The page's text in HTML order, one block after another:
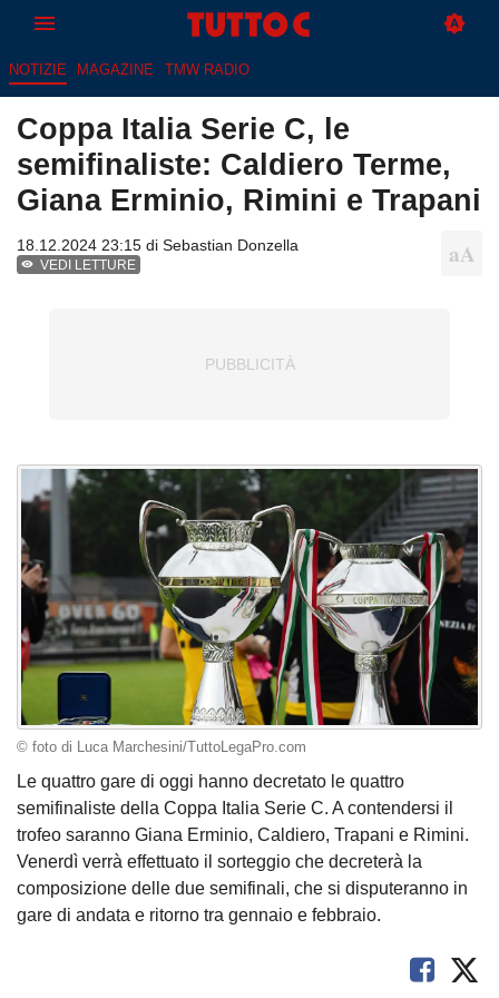
NOTIZIE MAGAZINE TMW RADIO
Coppa Italia Serie C, le
semifinaliste: Caldiero Terme,
Giana Erminio, Rimini e Trapani
18.12.2024 23:15 di Sebastian Donzella
VEDI LETTURE
© foto di Luca Marchesini/TuttoLegaPro.com
Le quattro gare di oggi hanno decretato le quattro
semifinaliste della Coppa Italia Serie C. A contendersi il
trofeo saranno Giana Erminio, Caldiero, Trapani e Rimini.
Venerdì verrà effettuato il sorteggio che decreterà la
composizione delle due semifinali, che si disputeranno in
gare di andata e ritorno tra gennaio e febbraio.